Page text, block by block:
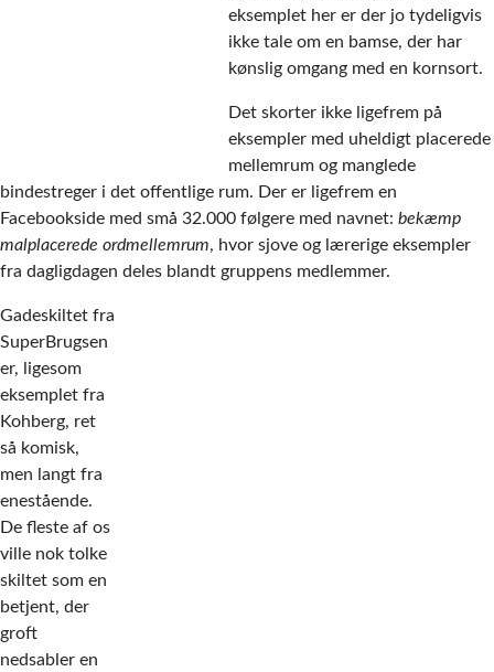
eksemplet her er der jo tydeligvis
ikke tale om en bamse, der har
kønslig omgang med en kornsort.
Det skorter ikke ligefrem på
eksempler med uheldigt placerede
mellemrum og manglede
bindestreger i det offentlige rum. Der er ligefrem en
Facebookside med små 32.000 følgere med navnet: bekæmp
malplacerede ordmellemrum, hvor sjove og lærerige eksempler
fra dagligdagen deles blandt gruppens medlemmer.
Gadeskiltet fra
SuperBrugsen
er, ligesom
eksemplet fra
Kohberg, ret
så komisk,
men langt fra
enestående.
De fleste af os
ville nok tolke
skiltet som en
betjent, der
groft
nedsabler en